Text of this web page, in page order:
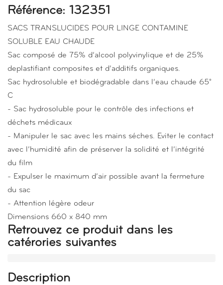
Référence: 132351
SACS TRANSLUCIDES POUR LINGE CONTAMINE
SOLUBLE EAU CHAUDE
Sac composé de 75% d’alcool polyvinylique et de 25%
deplastifiant composites et d’additifs organiques.
Sac hydrosoluble et biodégradable dans l’eau chaude 65°
C
- Sac hydrosoluble pour le contrôle des infections et
déchets médicaux
- Manipuler le sac avec les mains séches. Eviter le contact
avec l’humidité afin de préserver la solidité et l’intégrité
du film
- Expulser le maximum d’air possible avant la fermeture
du sac
- Attention légère odeur
Dimensions 660 x 840 mm
Retrouvez ce produit dans les
catérories suivantes
Description